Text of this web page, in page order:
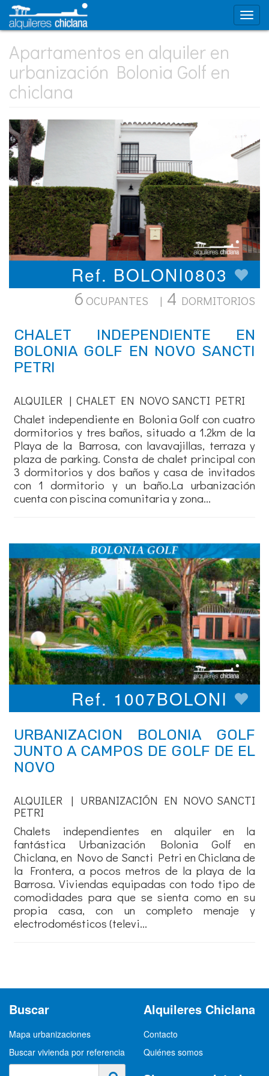
Apartamentos en alquiler en
urbanización Bolonia Golf en
chiclana
Ref. BOLONI0803
6 OCUPANTES | 4 DORMITORIOS
CHALET INDEPENDIENTE EN
BOLONIA GOLF EN NOVO SANCTI
PETRI
ALQUILER | CHALET EN NOVO SANCTI PETRI
Chalet independiente en Bolonia Golf con cuatro
dormitorios y tres baños, situado a 1.2km de la
Playa de la Barrosa, con lavavajillas, terraza y
plaza de parking. Consta de chalet principal con
3 dormitorios y dos baños y casa de invitados
con 1 dormitorio y un baño.La urbanización
cuenta con piscina comunitaria y zona...
Ref. 1007BOLONI
URBANIZACION BOLONIA GOLF
JUNTO A CAMPOS DE GOLF DE EL
NOVO
ALQUILER | URBANIZACIÓN EN NOVO SANCTI
PETRI
Chalets independientes en alquiler en la
fantástica Urbanización Bolonia Golf en
Chiclana, en Novo de Sancti Petri en Chiclana de
la Frontera, a pocos metros de la playa de la
Barrosa. Viviendas equipadas con todo tipo de
comodidades para que se sienta como en su
propia casa, con un completo menaje y
electrodomésticos (televi...
Buscar
Mapa urbanizaciones
Buscar vivienda por referencia
Alquileres Chiclana
Contacto
Quiénes somos